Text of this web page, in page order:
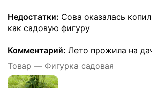
Недостатки: Сова оказалась
как садовую фигуру
Комментарий: Лето прожила на
Товар — Фигурка садовая